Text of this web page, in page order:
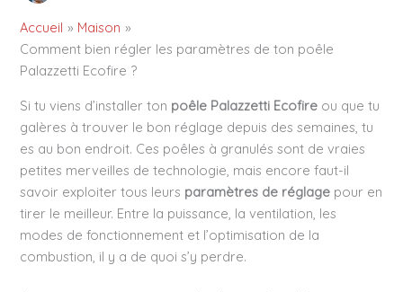
Accueil
Maison
Comment bien régler les paramètres de ton poêle
Palazzetti Ecofire ?
Si tu viens d’installer ton poêle Palazzetti Ecofire ou que tu
galères à trouver le bon réglage depuis des semaines, tu
es au bon endroit. Ces poêles à granulés sont de vraies
petites merveilles de technologie, mais encore faut-il
savoir exploiter tous leurs paramètres de réglage pour en
tirer le meilleur. Entre la puissance, la ventilation, les
modes de fonctionnement et l’optimisation de la
combustion, il y a de quoi s’y perdre.